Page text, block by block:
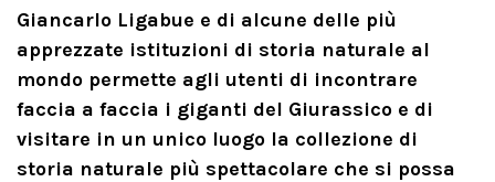
Giancarlo Ligabue e di alcune delle più
apprezzate istituzioni di storia naturale al
mondo permette agli utenti di incontrare
faccia a faccia i giganti del Giurassico e di
visitare in un unico luogo la collezione di
storia naturale più spettacolare che si possa